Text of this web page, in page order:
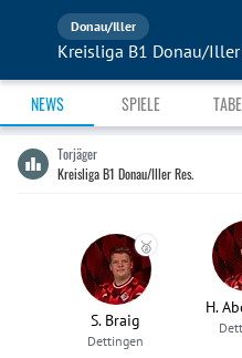
Donau/Iller
Kreisliga B1 Donau/Iller
NEWS SPIELE
Torjäger
Kreisliga B1 Donau/Iller Res.
🥈
S. Braig
Dettingen
H.